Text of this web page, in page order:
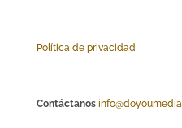
Política de privacidad
Contáctanos